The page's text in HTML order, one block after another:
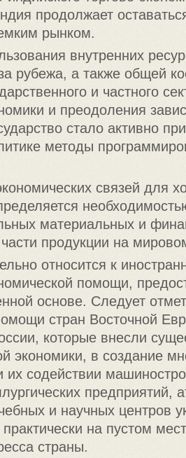
продолжает
рынком.
внутренних
рубежа, а также общей
и частного
и преодоления
стало активно
методы
связей для
материальных и
продукции на
относится к
помощи,
основе. Следует
стран Восточной
которые внесли
экономики, в создание
их содействии
предприятий,
и научных центров
на пустом
страны.